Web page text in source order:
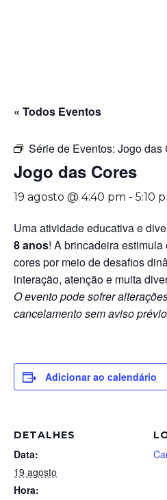
« Todos Eventos
Série de Eventos: Jogo das
Jogo das Cores
19 agosto @ 4:40 pm - 5:10
Uma atividade educativa e
8 anos! A brincadeira
cores por meio de desafios
interação, atenção e muita
O evento pode sofrer
cancelamento sem aviso
Adicionar ao calendário
DETALHES
Data:
19 agosto
Hora: